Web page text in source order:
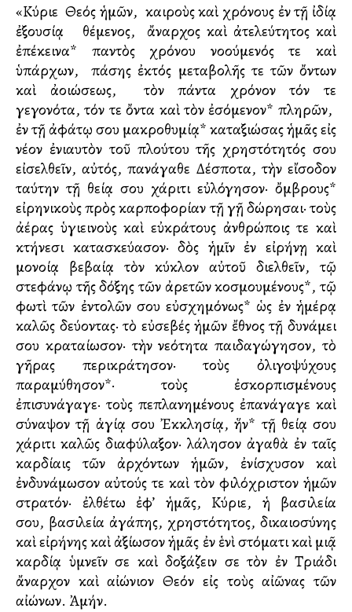
«Κύριε ὁ Θεός ἡμῶν, ὁ καιροὺς καὶ χρόνους ἐν τῇ ἰδίᾳ
ἐξουσίᾳ θέμενος, ὁ ἄναρχος καὶ ἀτελεύτητος καὶ
ἐπέκεινα* παντὸς χρόνου νοούμενός τε καὶ
ὑπάρχων, ὁ πάσης ἐκτός μεταβολῆς τε τῶν ὄντων
καὶ ἀλλοιώσεως, ὁ τὸν πάντα χρόνον τόν τε
γεγονότα, τόν τε ὄντα καὶ τὸν ἐσόμενον* πληρῶν, ὁ
ἐν τῇ ἀφάτῳ σου μακροθυμίᾳ* καταξιώσας ἡμᾶς εἰς
νέον ἐνιαυτὸν τοῦ πλούτου τῆς χρηστότητός σου
εἰσελθεῖν, αὐτός, πανάγαθε Δέσποτα, τὴν εἴσοδον
ταύτην τῇ θείᾳ σου χάριτι εὐλόγησον· ὄμβρους*
εἰρηνικοὺς πρὸς καρποφορίαν τῇ γῇ δώρησαι· τοὺς
ἀέρας ὑγιεινοὺς καὶ εὐκράτους ἀνθρώποις τε καὶ
κτήνεσι κατασκεύασον· δὸς ἡμῖν ἐν εἰρήνῃ καὶ
ὁμονοίᾳ βεβαίᾳ τὸν κύκλον αὐτοῦ διελθεῖν, τῷ
στεφάνῳ τῆς δόξης τῶν ἀρετῶν κοσμουμένους*, τῷ
φωτὶ τῶν ἐντολῶν σου εὐσχημόνως* ὡς ἐν ἡμέρᾳ
καλῶς ὁδεύοντας· τὸ εὐσεβές ἡμῶν ἔθνος τῇ δυνάμει
σου κραταίωσον· τὴν νεότητα παιδαγώγησον, τὸ
γῆρας περικράτησον· τοὺς ὀλιγοψύχους
παραμύθησον*· τοὺς ἐσκορπισμένους
ἐπισυνάγαγε· τοὺς πεπλανημένους ἐπανάγαγε καὶ
σύναψον τῇ ἁγίᾳ σου Ἐκκλησίᾳ, ἥν* τῇ θείᾳ σου
χάριτι καλῶς διαφύλαξον· λάλησον ἀγαθὰ ἐν ταῖς
καρδίαις τῶν ἀρχόντων ἡμῶν, ἐνίσχυσον καὶ
ἐνδυνάμωσον αὐτούς τε καὶ τὸν φιλόχριστον ἡμῶν
στρατόν· ἐλθέτω ἐφ’ ἡμᾶς, Κύριε, ἡ βασιλεία
σου, βασιλεία ἀγάπης, χρηστότητος, δικαιοσύνης
καὶ εἰρήνης καὶ ἀξίωσον ἡμᾶς ἐν ἑνὶ στόματι καὶ μιᾷ
καρδίᾳ ὑμνεῖν σε καὶ δοξάζειν σε τὸν ἐν Τριάδι
ἄναρχον καὶ αἰώνιον Θεόν εἰς τοὺς αἰῶνας τῶν
αἰώνων. Ἀμήν.